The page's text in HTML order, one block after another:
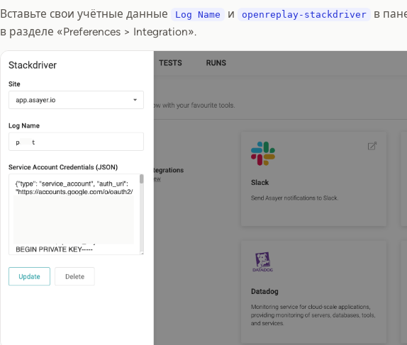
Вставьте свои учётные данные Log Name и openreplay-stackdriver
в
в разделе «Preferences > Integration».